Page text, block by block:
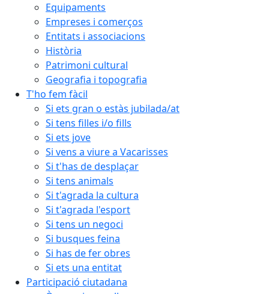
Equipaments
Empreses i comerços
Entitats i associacions
Història
Patrimoni cultural
Geografia i topografia
T'ho fem fàcil
Si ets gran o estàs jubilada/at
Si tens filles i/o fills
Si ets jove
Si vens a viure a Vacarisses
Si t'has de desplaçar
Si tens animals
Si t'agrada la cultura
Si t'agrada l'esport
Si tens un negoci
Si busques feina
Si has de fer obres
Si ets una entitat
Participació ciutadana